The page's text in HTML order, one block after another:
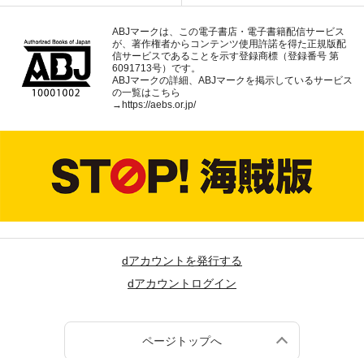
ABJマークは、この電子書店・電子書籍配信サービス
が、著作権者からコンテンツ使用許諾を得た正規版配
信サービスであることを示す登録商標（登録番号 第
6091713号）です。
ABJマークの詳細、ABJマークを掲示しているサービス
の一覧はこちら
→https://aebs.or.jp/
dアカウントを発行する
dアカウントログイン
ページトップへ